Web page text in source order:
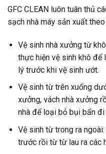
GFC CLEAN luôn tuân thủ
sạch nhà máy sản xuất
Vệ sinh nhà xưởng từ
thực hiện vệ sinh khô để
lý trước khi vệ sinh ướt.
Vệ sinh từ trên xuống
xưởng, vách nhà xưởng
nhà để loại bỏ bụi bẩn đi
Vệ sinh từ trong ra
trước rồi từ từ lau ra các